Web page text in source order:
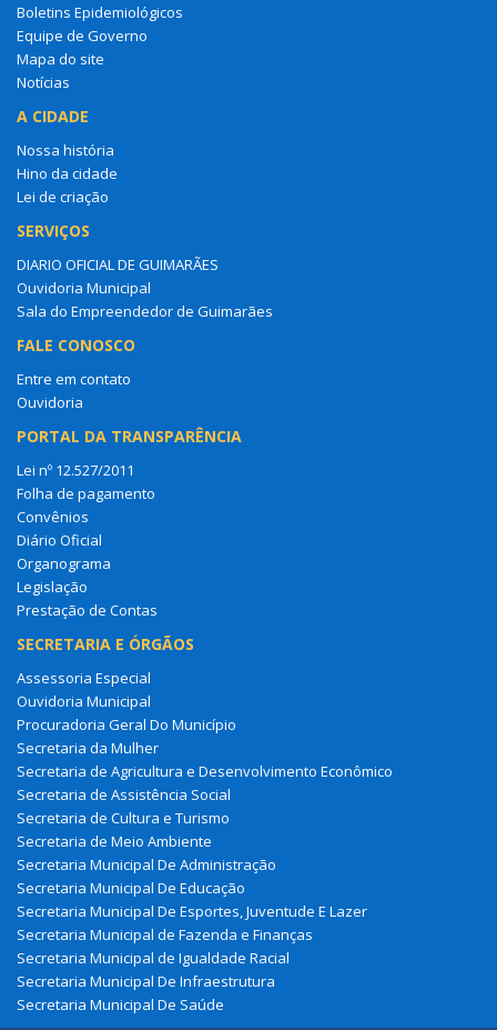
Boletins Epidemiológicos
Equipe de Governo
Mapa do site
Notícias
A CIDADE
Nossa história
Hino da cidade
Lei de criação
SERVIÇOS
DIARIO OFICIAL DE GUIMARÃES
Ouvidoria Municipal
Sala do Empreendedor de Guimarães
FALE CONOSCO
Entre em contato
Ouvidoria
PORTAL DA TRANSPARÊNCIA
Lei nº 12.527/2011
Folha de pagamento
Convênios
Diário Oficial
Organograma
Legislação
Prestação de Contas
SECRETARIA E ÓRGÃOS
Assessoria Especial
Ouvidoria Municipal
Procuradoria Geral Do Município
Secretaria da Mulher
Secretaria de Agricultura e Desenvolvimento Econômico
Secretaria de Assistência Social
Secretaria de Cultura e Turismo
Secretaria de Meio Ambiente
Secretaria Municipal De Administração
Secretaria Municipal De Educação
Secretaria Municipal De Esportes, Juventude E Lazer
Secretaria Municipal de Fazenda e Finanças
Secretaria Municipal de Igualdade Racial
Secretaria Municipal De Infraestrutura
Secretaria Municipal De Saúde